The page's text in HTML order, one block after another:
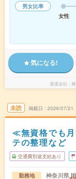
男女比率
女性
気になる!
派遣会社
未読 掲載日 2026/07/21
≪無資格でも
テの整理など
交通費別途支給あり
勤務地 神奈川県